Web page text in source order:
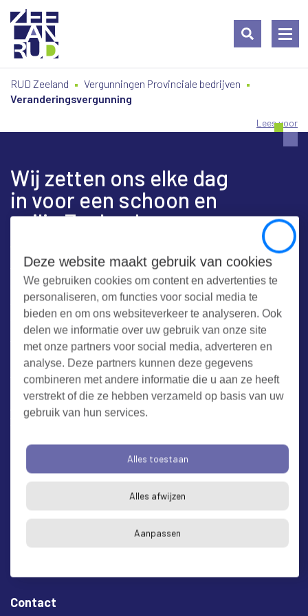
Close
Deze website maakt gebruik van cookies
We gebruiken cookies om content en advertenties te
personaliseren, om functies voor social media te
bieden en om ons websiteverkeer te analyseren. Ook
delen we informatie over uw gebruik van onze site
met onze partners voor social media, adverteren en
analyse. Deze partners kunnen deze gegevens
combineren met andere informatie die u aan ze heeft
verstrekt of die ze hebben verzameld op basis van uw
gebruik van hun services.
Alles toestaan
Alles afwijzen
Aanpassen
naar
naarRUD Zeeland
Vergunningen Provinciale bedrijven
Veranderingsvergunning
Lees voor
Wij zetten ons elke dag
in voor een schoon en
veilig Zeeland
Contact
Werken bij RUD Zeeland
Milieuklacht melden
Algemene voorwaarden
Toegankelijkheid
Bezoekadres en postadres
* op afspraak
RUD Zeeland
Buitenruststraat 6
Contact